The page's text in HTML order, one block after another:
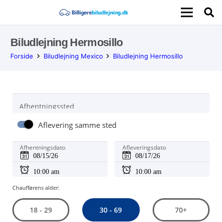
Biludlejning Hermosillo
Forside Biludlejning Mexico Biludlejning Hermosillo
Afhentningssted
Aflevering samme sted
Afhentningsdato Afleveringsdato
Chaufførens alder:
18 - 29 30 - 69 70+